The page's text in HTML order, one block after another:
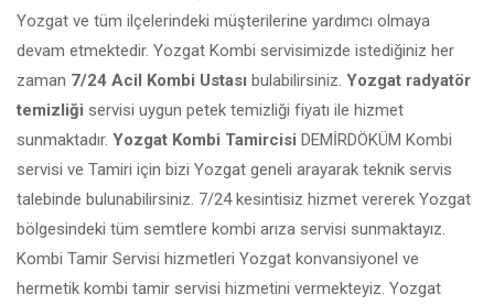
Yozgat ve tüm ilçelerindeki müşterilerine yardımcı olmaya
devam etmektedir. Yozgat Kombi servisimizde istediğiniz her
zaman 7/24 Acil Kombi Ustası bulabilirsiniz. Yozgat radyatör
temizliği servisi uygun petek temizliği fiyatı ile hizmet
sunmaktadır. Yozgat Kombi Tamircisi DEMİRDÖKÜM Kombi
servisi ve Tamiri için bizi Yozgat geneli arayarak teknik servis
talebinde bulunabilirsiniz. 7/24 kesintisiz hizmet vererek Yozgat
bölgesindeki tüm semtlere kombi arıza servisi sunmaktayız.
Kombi Tamir Servisi hizmetleri Yozgat konvansiyonel ve
hermetik kombi tamir servisi hizmetini vermekteyiz. Yozgat